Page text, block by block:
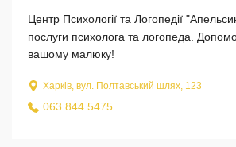
Центр Психології та Логопедії
послуги психолога та логопеда.
вашому малюку!
Харків, вул. Полтавський шлях, 123
063 844 5475